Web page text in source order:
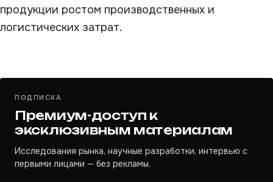
продукции ростом производственных и
логистических затрат.
ПОДПИСКА
Премиум-доступ к
эксклюзивным материалам
Исследования рынка, научные разработки, интервью с
первыми лицами — без рекламы.